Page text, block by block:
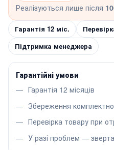
Реалізуються лише після
Гарантія 12 міс.
Підтримка менеджера
Гарантійні умови
Гарантія 12 місяців
Збереження
Перевірка товару при
У разі проблем —